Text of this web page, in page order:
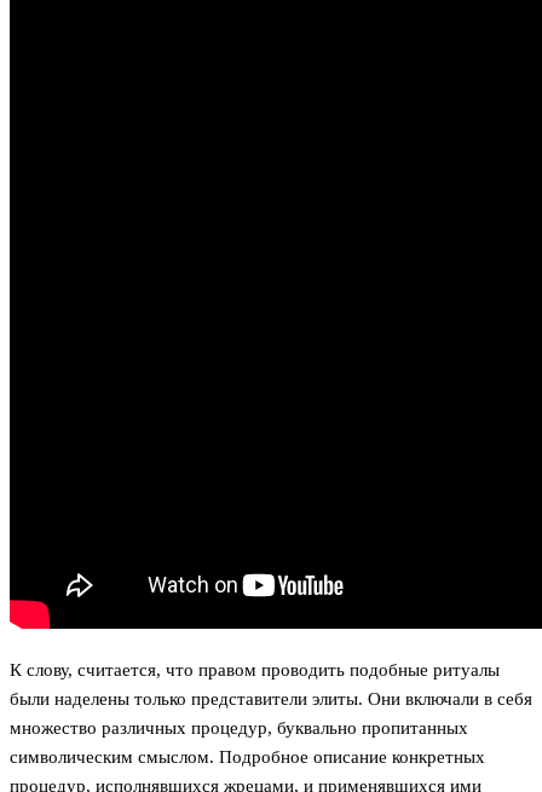
К слову, считается, что правом проводить подобные ритуалы
были наделены только представители элиты. Они включали в себя
множество различных процедур, буквально пропитанных
символическим смыслом. Подробное описание конкретных
процедур, исполнявшихся жрецами, и применявшихся ими